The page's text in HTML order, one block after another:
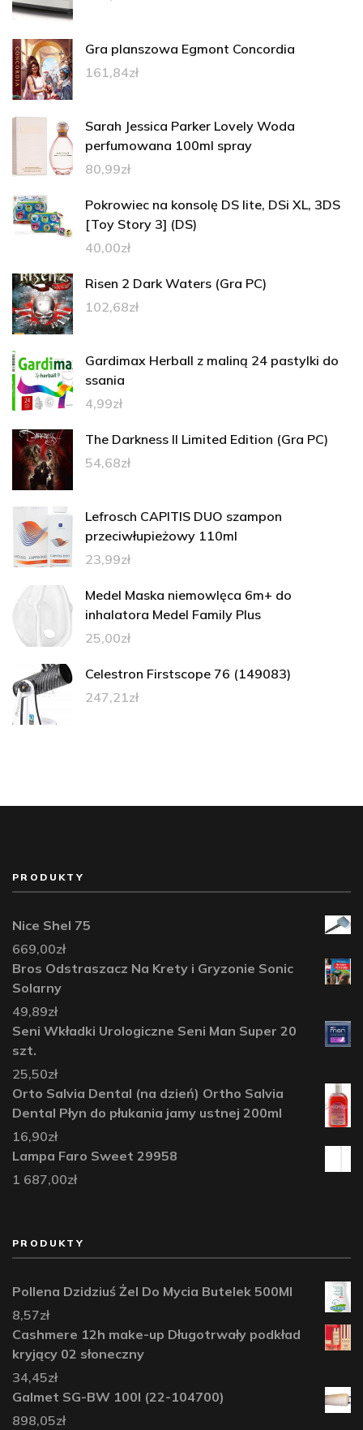
Gra planszowa Egmont Concordia
161,84zł
Sarah Jessica Parker Lovely Woda
perfumowana 100ml spray
80,99zł
Pokrowiec na konsolę DS lite, DSi XL, 3DS
[Toy Story 3] (DS)
40,00zł
Risen 2 Dark Waters (Gra PC)
102,68zł
Gardimax Herball z maliną 24 pastylki do
ssania
4,99zł
The Darkness II Limited Edition (Gra PC)
54,68zł
Lefrosch CAPITIS DUO szampon
przeciwłupieżowy 110ml
23,99zł
Medel Maska niemowlęca 6m+ do
inhalatora Medel Family Plus
25,00zł
Celestron Firstscope 76 (149083)
247,21zł
PRODUKTY
Nice Shel 75
669,00zł
Bros Odstraszacz Na Krety i Gryzonie Sonic
Solarny
49,89zł
Seni Wkładki Urologiczne Seni Man Super 20
szt.
25,50zł
Orto Salvia Dental (na dzień) Ortho Salvia
Dental Płyn do płukania jamy ustnej 200ml
16,90zł
Lampa Faro Sweet 29958
1 687,00zł
PRODUKTY
Pollena Dzidziuś Żel Do Mycia Butelek 500Ml
8,57zł
Cashmere 12h make-up Długotrwały podkład
kryjący 02 słoneczny
34,45zł
Galmet SG-BW 100l (22-104700)
898,05zł